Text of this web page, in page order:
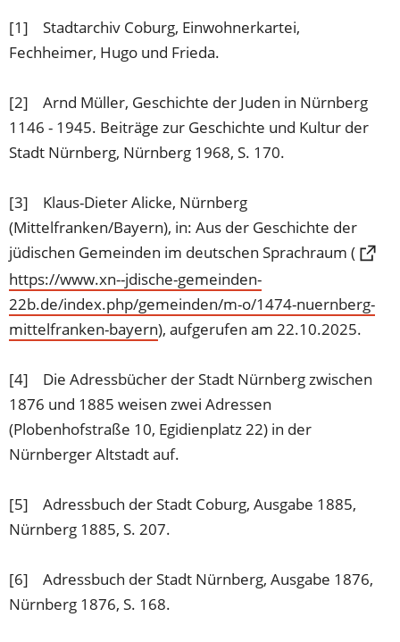
[1] Stadtarchiv Coburg, Einwohnerkartei,
Fechheimer, Hugo und Frieda.
[2] Arnd Müller, Geschichte der Juden in Nürnberg
1146 - 1945. Beiträge zur Geschichte und Kultur der
Stadt Nürnberg, Nürnberg 1968, S. 170.
[3] Klaus-Dieter Alicke, Nürnberg
(Mittelfranken/Bayern), in: Aus der Geschichte der
jüdischen Gemeinden im deutschen Sprachraum (
https://www.xn--jdische-gemeinden-
22b.de/index.php/gemeinden/m-o/1474-nuernberg-
mittelfranken-bayern
(Öffnet
einem
neuen
Tab)
), aufgerufen am 22.10.2025.
[4] Die Adressbücher der Stadt Nürnberg zwischen
1876 und 1885 weisen zwei Adressen
(Plobenhofstraße 10, Egidienplatz 22) in der
Nürnberger Altstadt auf.
[5] Adressbuch der Stadt Coburg, Ausgabe 1885,
Nürnberg 1885, S. 207.
[6] Adressbuch der Stadt Nürnberg, Ausgabe 1876,
Nürnberg 1876, S. 168.